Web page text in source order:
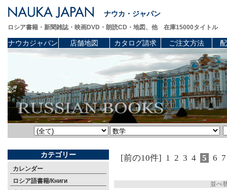
ナウカ・ジャパン
ロシア書籍・新聞雑誌・映画DVD・朗読CD・地図、他 在庫15000タイトル
ナウカジャパン 店舗地図 カタログ請求 ご注文方法
カテゴリー
カレンダー
ロシア語書籍/Книги
[前の10件] 1 2 3 4 5 6 7
並べ